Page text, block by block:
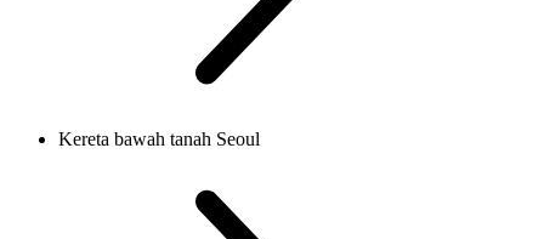
Kereta bawah tanah Seoul